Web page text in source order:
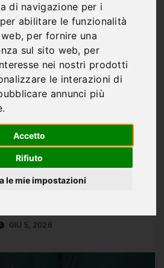
di navigazione per i
per abilitare le funzionalità
, per fornire una
sul sito web, per
nei nostri prodotti
le interazioni di
annunci più
.
Accetto
Rifiuto
le mie impostazioni
tutta italiana
Garros:
e analisi
del 5 giugno
GIU 5, 2026